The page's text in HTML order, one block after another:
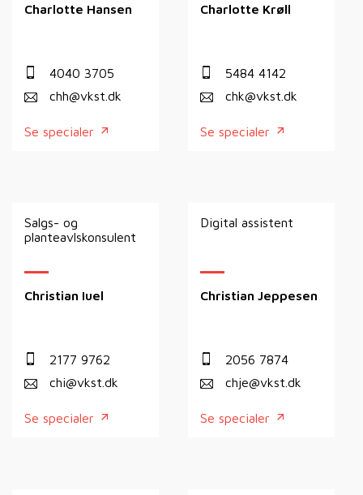
Charlotte Hansen
4040 3705
chh@vkst.dk
Se specialer
Charlotte Krøll
5484 4142
chk@vkst.dk
Se specialer
Salgs- og
planteavlskonsulent
Christian Iuel
2177 9762
chi@vkst.dk
Se specialer
Digital assistent
Christian Jeppesen
2056 7874
chje@vkst.dk
Se specialer